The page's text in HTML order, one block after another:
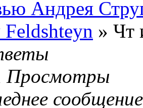
Андрея
» Чт
Просмотры